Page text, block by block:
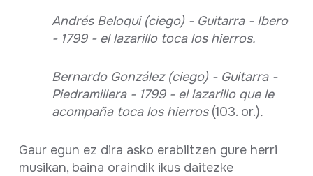
Andrés Beloqui (ciego) - Guitarra - Ibero
- 1799 - el lazarillo toca los hierros.
Bernardo González (ciego) - Guitarra -
Piedramillera - 1799 - el lazarillo que le
acompaña toca los hierros (103. or.).
Gaur egun ez dira asko erabiltzen gure herri
musikan, baina oraindik ikus daitezke